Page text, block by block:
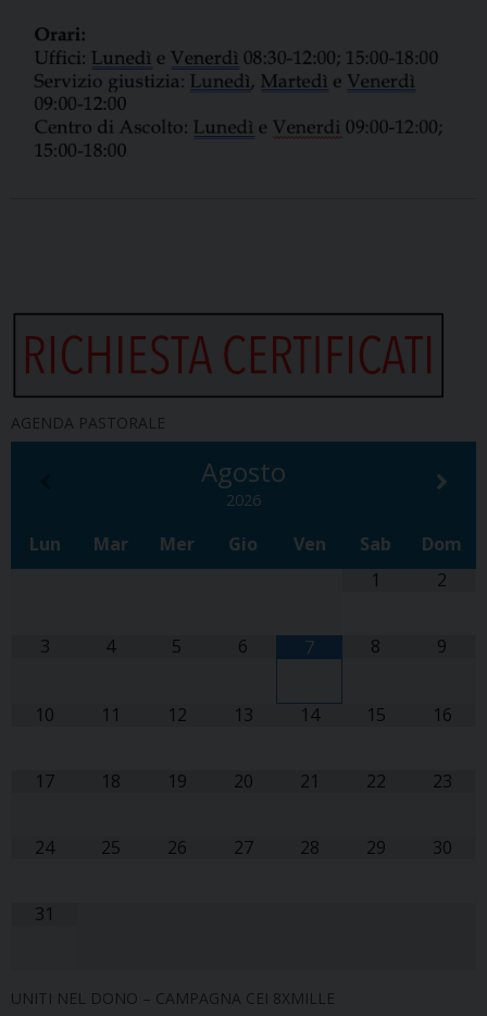
AGENDA PASTORALE
Agosto
2026
Lun Mar Mer Gio Ven Sab
Dom
1
2
3 4 5 6 7 8 9
10 11 12 13 14 15 16
17 18 19 20 21 22 23
24 25 26 27 28 29 30
31
UNITI NEL DONO – CAMPAGNA CEI 8XMILLE